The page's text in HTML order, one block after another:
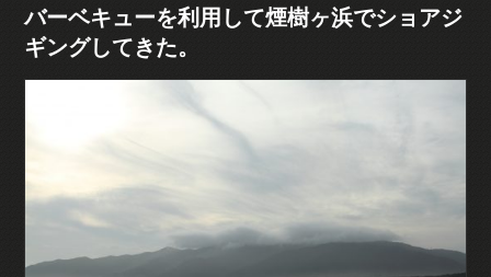
バーベキューを利用して煙樹ヶ浜でショアジ
ギングしてきた。